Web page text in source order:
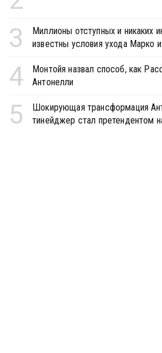
3
Миллионы отступных и никаких
известны условия ухода Марко
4
Монтойя назвал способ, как
Антонелли
5
Шокирующая трансформация
тинейджер стал претендентом